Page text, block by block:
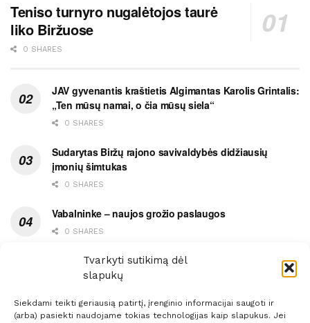
Tvarkyti sutikimą dėl
slapukų
Siekdami teikti geriausią patirtį, įrenginio informacijai saugoti ir
(arba) pasiekti naudojame tokias technologijas kaip slapukus. Jei
Teniso turnyro nugalėtojos taurė
liko Biržuose
0 SHARES
JAV gyvenantis kraštietis Algimantas Karolis Grintalis:
„Ten mūsų namai, o čia mūsų siela“
0 SHARES
Sudarytas Biržų rajono savivaldybės didžiausių
įmonių šimtukas
0 SHARES
Vabalninke – naujos grožio paslaugos
0 SHARES
Vytauto gatvės grimasos, arba užsitęsusi Biržų gėda
0 SHARES